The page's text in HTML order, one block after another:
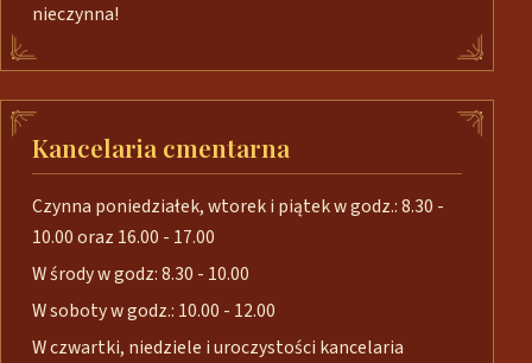
nieczynna!
Kancelaria cmentarna
Czynna poniedziałek, wtorek i piątek w godz.: 8.30 -
10.00 oraz 16.00 - 17.00
W środy w godz: 8.30 - 10.00
W soboty w godz.: 10.00 - 12.00
W czwartki, niedziele i uroczystości kancelaria